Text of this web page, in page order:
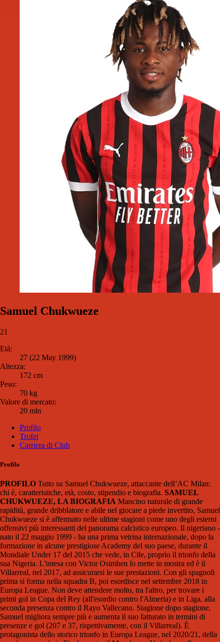
Samuel Chukwueze
21
Età:
27 (22 May 1999)
Altezza:
172 cm
Peso:
70 kg
Valore di mercato:
20 mln
Profilo
Trofei
Carriera di Club
Profilo
PROFILO Tutto su Samuel Chukwueze, attaccante dell’AC Milan:
chi è, caratteristiche, età, costo, stipendio e biografia. SAMUEL
CHUKWUEZE, LA BIOGRAFIA Mancino naturale di grande
rapidità, grande dribblatore e abile nel giocare a piede invertito, Samuel
Chukwueze si è affermato nelle ultime stagioni come uno degli esterni
offensivi più interessanti del panorama calcistico europeo. Il nigeriano -
nato il 22 maggio 1999 - ha una prima vetrina internazionale, dopo la
formazione in alcune prestigiose Academy del suo paese, durante il
Mondiale Under 17 del 2015 che vede, in Cile, proprio il trionfo della
sua Nigeria. L'intesa con Victor Osimhen lo mette in mostra ed è il
Villarreal, nel 2017, ad assicurarsi le sue prestazioni. Con gli spagnoli
prima si forma nella squadra B, poi esordisce nel settembre 2018 in
Europa League. Non deve attendere molto, tra l'altro, per trovare i
primi gol in Copa del Rey (all'esordio contro l'Almeria) e in Liga, alla
seconda presenza contro il Rayo Vallecano. Stagione dopo stagione,
Samuel migliora sempre più e aumenta il suo fatturato in termini di
presenze e gol (207 e 37, rispettivamente, con il Villarreal). È
protagonista dello storico trionfo in Europa League, nel 2020/21, della